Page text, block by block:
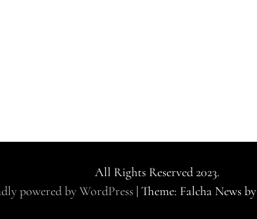
All Rights Reserved 2023.
powered by WordPress | Theme: Falcha News by